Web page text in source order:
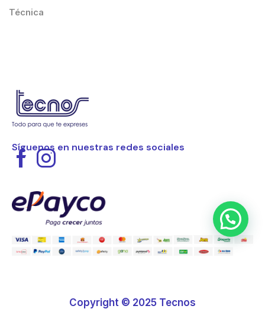
Técnica
Síguenos en nuestras redes sociales
Copyright © 2025 Tecnos